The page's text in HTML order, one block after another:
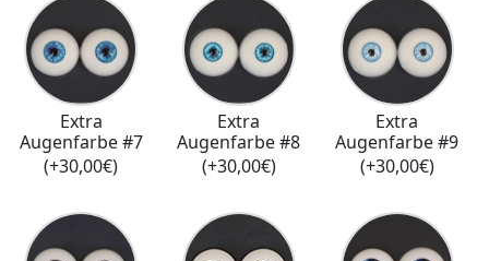
Extra
Augenfarbe #7
(+30,00€)
Extra
Augenfarbe #8
(+30,00€)
Extra
Augenfarbe #9
(+30,00€)